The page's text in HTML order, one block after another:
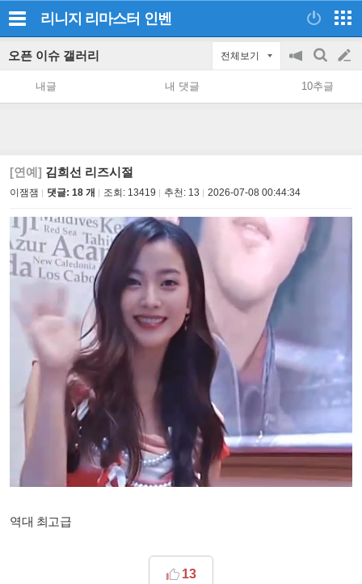
리니지 리마스터 인벤
오픈 이슈 갤러리 전체보기
공
지
on/off
검
색
글
쓰
내글 내 댓글 10추글
[연예] 김희선 리즈시절
이잼잼 댓글: 18 개 조회: 13419 추천: 13 2026-07-08 00:44:34
역대 최고급​
13